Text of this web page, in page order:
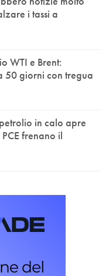
i tassi a
WTI e Brent:
50 giorni con tregua
in calo apre
frenano il